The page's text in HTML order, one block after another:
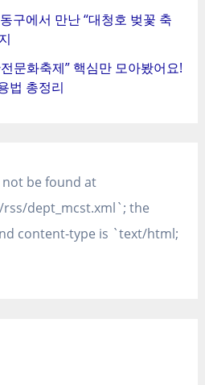
구에서 만난 “대청호 벚꽃 축
문화축제” 핵심만 모아봤어요!
법 총정리
be found at
dept_mcst.xml`; the
content-type is `text/html;